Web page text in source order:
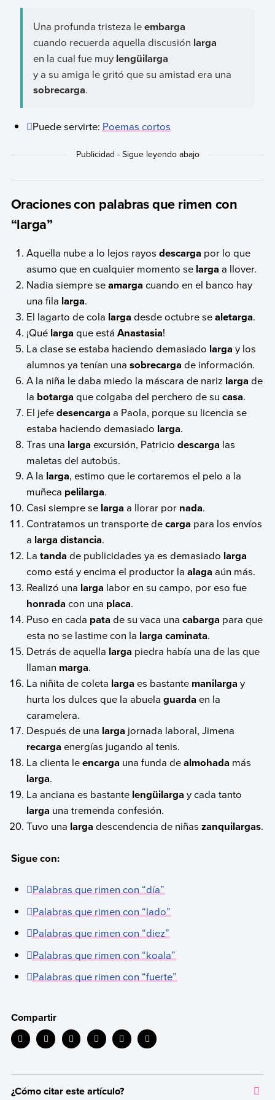
Una profunda tristeza leembarga
cuando recuerda aquella discusión larga
en la cual fue muy lengüilarga
y a su amiga le gritó que su amistad era una
sobrecarga.
Puede servirte: Poemas cortos
Oraciones con palabras que rimen con
“larga”
Aquella nube a lo lejos rayosdescarga por lo que
asumo que en cualquier momento se larga a llover.
Nadia siempre seamarga cuando en el banco hay
una fila larga.
El lagarto de cola larga desde octubre sealetarga.
¡Qué larga que estáAnastasia!
La clase se estaba haciendo demasiado larga y los
alumnos ya tenían unasobrecarga de información.
A la niña le daba miedo la máscara de nariz larga de
la botarga que colgaba del perchero de sucasa.
El jefedesencarga a Paola, porque su licencia se
estaba haciendo demasiado larga.
Tras una larga excursión, Patriciodescarga las
maletas del autobús.
A la larga, estimo que le cortaremos el pelo a la
muñeca pelilarga.
Casi siempre se larga a llorar por nada.
Contratamos un transporte decarga para los envíos
a larga distancia.
Latanda de publicidades ya es demasiado larga
como está y encima el productor laalaga aún más.
Realizó una larga labor en su campo, por eso fue
honrada con una placa.
Puso en cada pata de su vaca unacabarga para que
esta no se lastime con la larga caminata.
Detrás de aquella larga piedra había una de las que
llaman marga.
La niñita de coleta larga es bastante manilarga y
hurta los dulces que la abuelaguarda en la
caramelera.
Después de una larga jornada laboral, Jimena
recarga energías jugando al tenis.
La clienta leencarga una funda dealmohada más
larga.
La anciana es bastante lengüilarga y cada tanto
larga una tremenda confesión.
Tuvo una larga descendencia de niñaszanquilargas.
Sigue con:
Palabras que rimen con “día”
Palabras que rimen con “lado”
Palabras que rimen con “diez”
Palabras que rimen con “koala”
Palabras que rimen con “fuerte”
Compartir
¿Cómo citar este artículo?